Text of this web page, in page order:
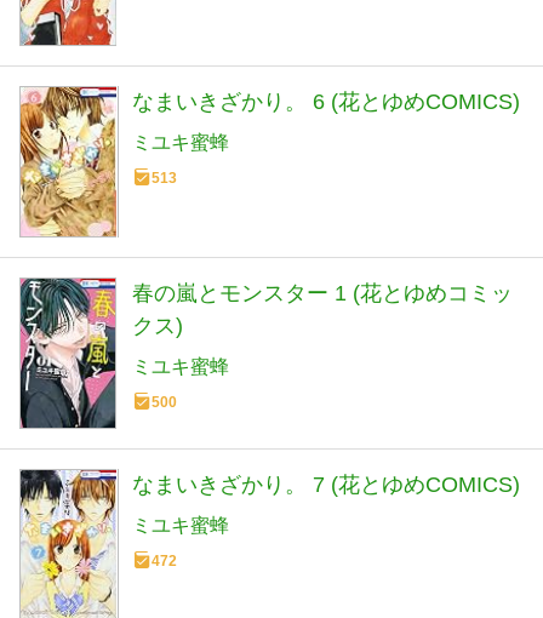
なまいきざかり。 6 (花とゆめCOMICS)
ミユキ蜜蜂
513
春の嵐とモンスター 1 (花とゆめコミッ
クス)
ミユキ蜜蜂
500
なまいきざかり。 7 (花とゆめCOMICS)
ミユキ蜜蜂
472